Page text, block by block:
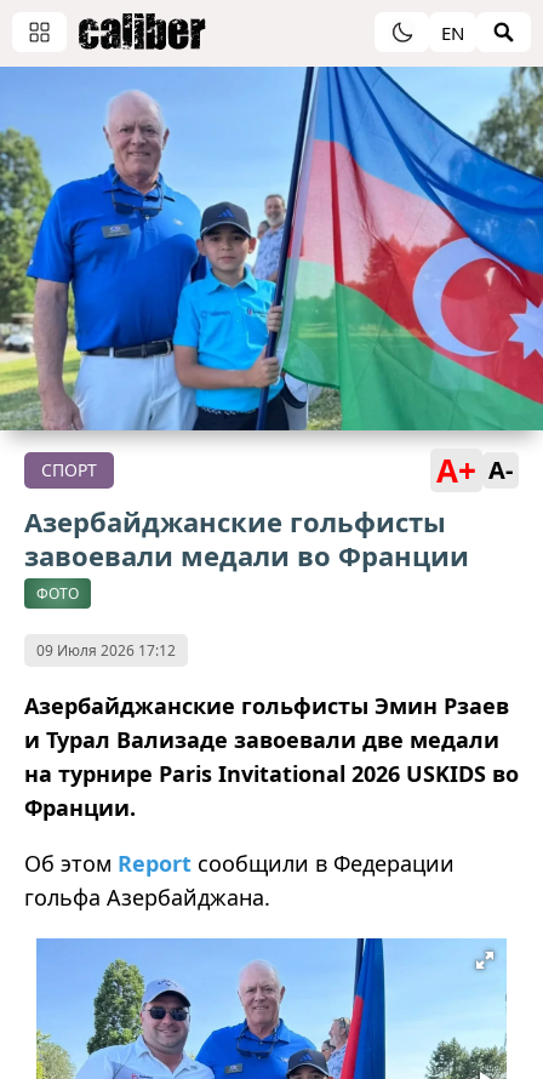
EN
СПОРТ A+ A-
Азербайджанские гольфисты
завоевали медали во Франции
ФОТО
09 Июля 2026 17:12
Азербайджанские гольфисты Эмин Рзаев
и Турал Вализаде завоевали две медали
на турнире Paris Invitational 2026 USKIDS во
Франции.
Об этом Report сообщили в Федерации
гольфа Азербайджана.